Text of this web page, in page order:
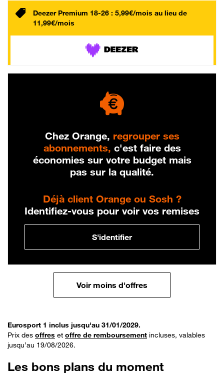
Deezer Premium 18-26 : 5,99€/mois au lieu de
11,99€/mois
Chez Orange, regrouper ses
abonnements, c'est faire des
économies sur votre budget mais
pas sur la qualité.
Déjà client Orange ou Sosh ?
Identifiez-vous pour voir vos remises
S'identifier
Voir moins d'offres
Eurosport 1 inclus jusqu'au 31/01/2029.
Prix des offres et offre de remboursement incluses, valables
jusqu’au 19/08/2026.
Les bons plans du moment